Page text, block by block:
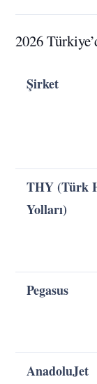
2026
Şirket
THY (Türk
Yolları)
Pegasus
AnadoluJet